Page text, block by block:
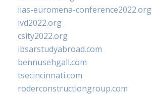
iias-euromena-conference2022.org
ivd2022.org
csity2022.org
ibsarstudyabroad.com
bennusehgall.com
tsecincinnati.com
roderconstructiongroup.com